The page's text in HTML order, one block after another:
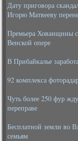
Дату приговора
Игорю Матвееву
Премьера Хованщины
Венской опере
В Прибайкалье
92 комплекса
Чуть более 250 фур
переправе
Бесплатной земли во
семьям